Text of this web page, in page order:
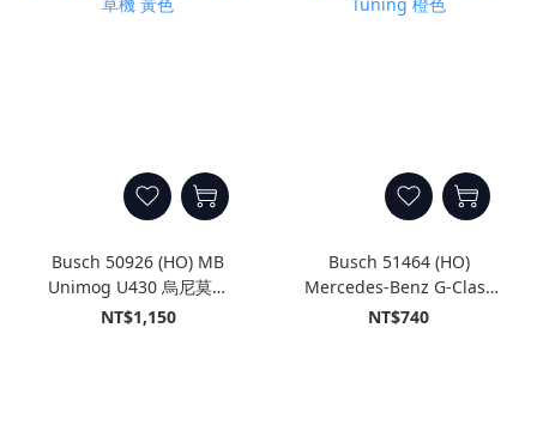
Busch 50926 (HO) MB
Unimog U430 烏尼莫克
附割草機 黃色
NT$1,150
Busch 51464 (HO)
Mercedes-Benz G-Class
Tuning 橙色
NT$740